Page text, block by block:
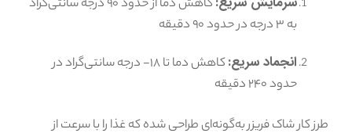
کاهش دما از حدود ۹۰ درجه سانتی‌گراد
به ۳ درجه در حدود ۹۰ دقیقه
انجماد سریع:
کاهش دما تا ۱۸- درجه سانتی‌گراد در
حدود ۲۴۰ دقیقه
طرز کار شاک فریزر به‌گونه‌ای طراحی شده که غذا را با سرعت از